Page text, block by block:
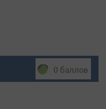
0 баллов